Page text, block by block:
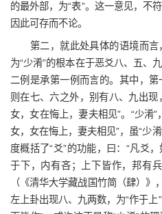
的最外部，为“表”。这一意见，不
因此可存而不论。
第二，就此处具体的语境而
为“少淆”的根本在于恶爻八、五、
二例是承第一例而言的。其中，
则在七、六之外，别有八、九出现
女，女在悔上，妻夫相见”。“少淆
女，女在悔上，妻夫相见”，虽“少
度概括了“爻”的功能，曰：“凡爻
于下，内有吝；上下皆作，邦有
（《清华大学藏战国竹简（肆）》
左上卦出现八、九两数，为“作于上